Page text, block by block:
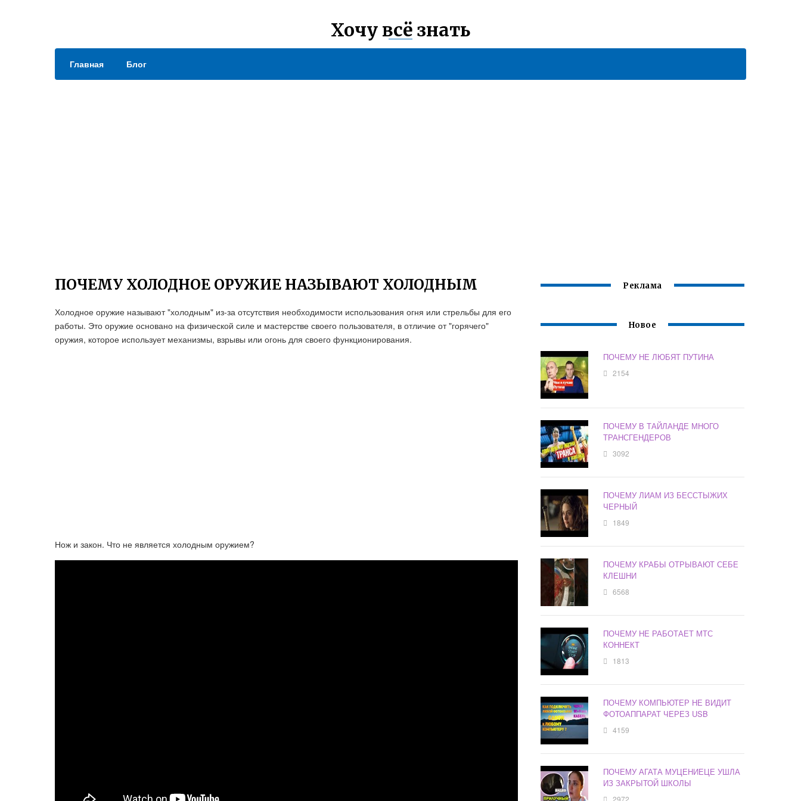
Хочу всё знать
Главная Блог
ПОЧЕМУ ХОЛОДНОЕ ОРУЖИЕ НАЗЫВАЮТ ХОЛОДНЫМ
Холодное оружие называют "холодным" из-за отсутствия необходимости использования огня или стрельбы для его
работы. Это оружие основано на физической силе и мастерстве своего пользователя, в отличие от "горячего"
оружия, которое использует механизмы, взрывы или огонь для своего функционирования.
Нож и закон. Что не является холодным оружием?
Реклама
Новое
ПОЧЕМУ НЕ ЛЮБЯТ ПУТИНА
2154
ПОЧЕМУ В ТАЙЛАНДЕ МНОГО
ТРАНСГЕНДЕРОВ
3092
ПОЧЕМУ ЛИАМ ИЗ БЕССТЫЖИХ
ЧЕРНЫЙ
1849
ПОЧЕМУ КРАБЫ ОТРЫВАЮТ СЕБЕ
КЛЕШНИ
6568
ПОЧЕМУ НЕ РАБОТАЕТ МТС
КОННЕКТ
1813
ПОЧЕМУ КОМПЬЮТЕР НЕ ВИДИТ
ФОТОАППАРАТ ЧЕРЕЗ USB
4159
ПОЧЕМУ АГАТА МУЦЕНИЕЦЕ УШЛА
ИЗ ЗАКРЫТОЙ ШКОЛЫ